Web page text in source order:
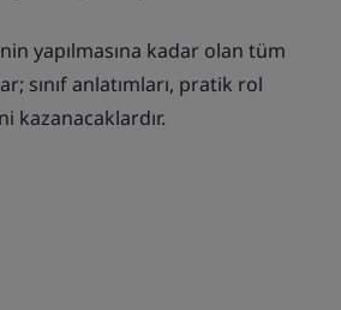
yapılmasına kadar olan tüm
sınıf anlatımları, pratik rol
kazanacaklardır.